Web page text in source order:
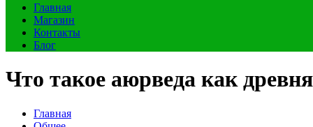
Главная
Магазин
Контакты
Блог
Что такое аюрведа как
Главная